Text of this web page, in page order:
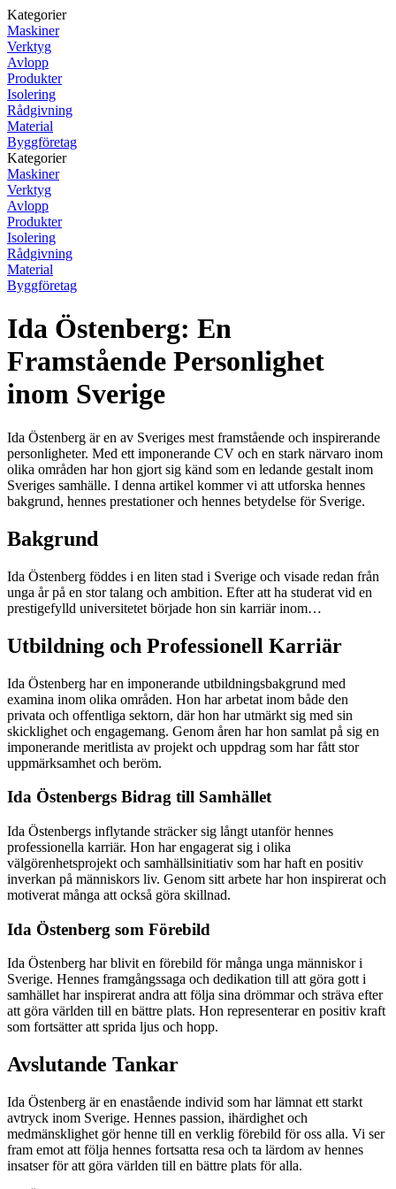
Kategorier
Maskiner
Verktyg
Avlopp
Produkter
Isolering
Rådgivning
Material
Byggföretag
Kategorier
Maskiner
Verktyg
Avlopp
Produkter
Isolering
Rådgivning
Material
Byggföretag
Ida Östenberg: En
Framstående Personlighet
inom Sverige
Ida Östenberg är en av Sveriges mest framstående och inspirerande
personligheter. Med ett imponerande CV och en stark närvaro inom
olika områden har hon gjort sig känd som en ledande gestalt inom
Sveriges samhälle. I denna artikel kommer vi att utforska hennes
bakgrund, hennes prestationer och hennes betydelse för Sverige.
Bakgrund
Ida Östenberg föddes i en liten stad i Sverige och visade redan från
unga år på en stor talang och ambition. Efter att ha studerat vid en
prestigefylld universitetet började hon sin karriär inom…
Utbildning och Professionell Karriär
Ida Östenberg har en imponerande utbildningsbakgrund med
examina inom olika områden. Hon har arbetat inom både den
privata och offentliga sektorn, där hon har utmärkt sig med sin
skicklighet och engagemang. Genom åren har hon samlat på sig en
imponerande meritlista av projekt och uppdrag som har fått stor
uppmärksamhet och beröm.
Ida Östenbergs Bidrag till Samhället
Ida Östenbergs inflytande sträcker sig långt utanför hennes
professionella karriär. Hon har engagerat sig i olika
välgörenhetsprojekt och samhällsinitiativ som har haft en positiv
inverkan på människors liv. Genom sitt arbete har hon inspirerat och
motiverat många att också göra skillnad.
Ida Östenberg som Förebild
Ida Östenberg har blivit en förebild för många unga människor i
Sverige. Hennes framgångssaga och dedikation till att göra gott i
samhället har inspirerat andra att följa sina drömmar och sträva efter
att göra världen till en bättre plats. Hon representerar en positiv kraft
som fortsätter att sprida ljus och hopp.
Avslutande Tankar
Ida Östenberg är en enastående individ som har lämnat ett starkt
avtryck inom Sverige. Hennes passion, ihärdighet och
medmänsklighet gör henne till en verklig förebild för oss alla. Vi ser
fram emot att följa hennes fortsatta resa och ta lärdom av hennes
insatser för att göra världen till en bättre plats för alla.